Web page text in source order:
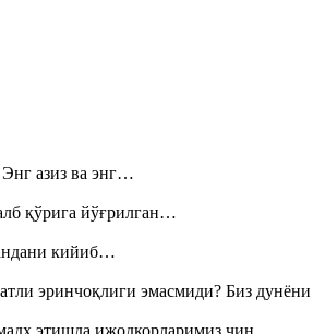
азиз ва энг…
қўрига йўғрилган…
кийиб…
эринчоқлиги эмасмиди? Биз
этишда ижодкорларимиз чин…